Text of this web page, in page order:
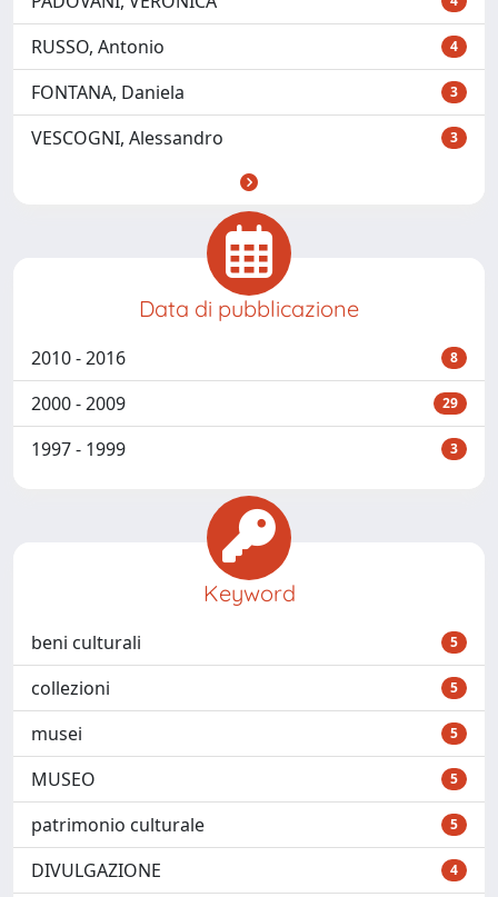
RUSSO, Antonio 4
FONTANA, Daniela 3
VESCOGNI, Alessandro 3
Data di pubblicazione
2010 - 2016 8
2000 - 2009 29
1997 - 1999 3
Keyword
beni culturali 5
collezioni 5
musei 5
MUSEO 5
patrimonio culturale 5
DIVULGAZIONE 4